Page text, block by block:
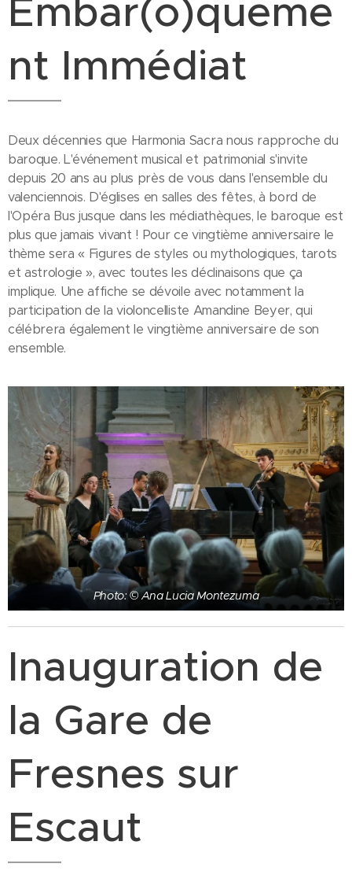
Embar(o)queme
nt Immédiat
Deux décennies que Harmonia Sacra nous rapproche du
baroque. L'événement musical et patrimonial s'invite
depuis 20 ans au plus près de vous dans l'ensemble du
valenciennois. D'églises en salles des fêtes, à bord de
l'Opéra Bus jusque dans les médiathèques, le baroque est
plus que jamais vivant ! Pour ce vingtième anniversaire le
thème sera « Figures de styles ou mythologiques, tarots
et astrologie », avec toutes les déclinaisons que ça
implique. Une affiche se dévoile avec notamment la
participation de la violoncelliste Amandine Beyer, qui
célébrera également le vingtième anniversaire de son
ensemble.
Photo: © Ana Lucia Montezuma
Inauguration de
la Gare de
Fresnes sur
Escaut